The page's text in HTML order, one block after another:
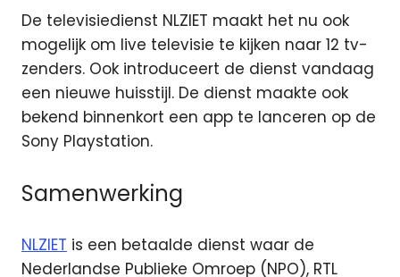
De televisiedienst NLZIET maakt het nu ook
mogelijk om live televisie te kijken naar 12 tv-
zenders. Ook introduceert de dienst vandaag
een nieuwe huisstijl. De dienst maakte ook
bekend binnenkort een app te lanceren op de
Sony Playstation.
Samenwerking
NLZIET is een betaalde dienst waar de
Nederlandse Publieke Omroep (NPO), RTL